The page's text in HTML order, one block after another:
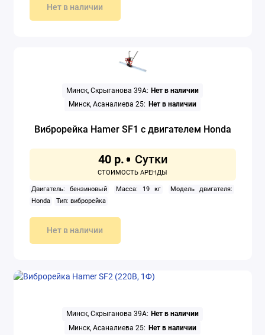
Нет в наличии
Минск, Скрыганова 39А: Нет в наличии
Минск, Асаналиева 25: Нет в наличии
Виброрейка Hamer SF1 с двигателем Honda
40 р.
Двигатель: бензиновый Масса: 19 кг
Модель двигателя:
Honda
Тип: виброрейка
Нет в наличии
Минск, Скрыганова 39А: Нет в наличии
Минск, Асаналиева 25: Нет в наличии